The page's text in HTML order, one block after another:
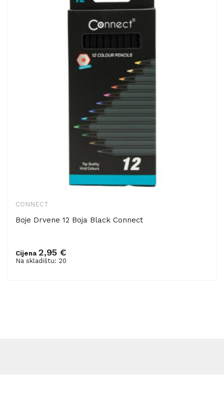
CONNECT
Boje Drvene 12 Boja Black Connect
Cijena 2,95 €
Na skladištu: 20
Dodaj u košaricu